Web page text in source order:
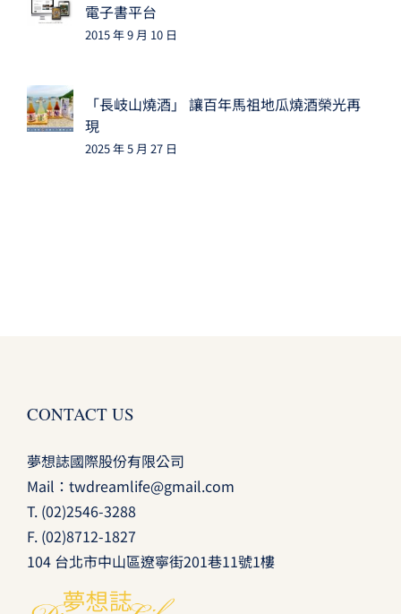
電子書平台
2015 年 9 月 10 日
「長岐山燒酒」 讓百年馬祖地瓜燒酒榮光再
現
2025 年 5 月 27 日
CONTACT US
夢想誌國際股份有限公司
Mail： twdreamlife@gmail.com
T. (02)2546-3288
F. (02)8712-1827
104 台北市中山區遼寧街201巷11號1樓